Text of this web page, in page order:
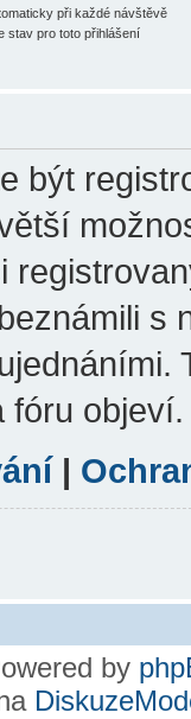
při každé návštěvě
stav pro toto přihlášení
být
s
fóru objeví.
|
by